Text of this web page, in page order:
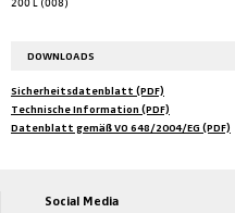
200 L (008)
DOWNLOADS
Sicherheitsdatenblatt (PDF)
Technische Information (PDF)
Datenblatt gemäß VO 648/2004/EG (PDF)
Social Media